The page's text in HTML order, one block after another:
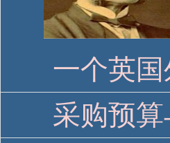
采购预